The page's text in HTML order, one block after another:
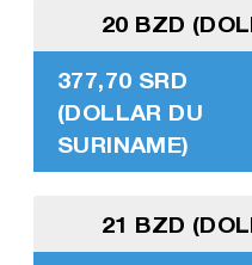
20 BZD
377,70 SRD
(DOLLAR DU
SURINAME)
21 BZD